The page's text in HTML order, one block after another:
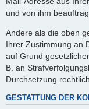
und von ihm
Andere als die oben
Ihrer Zustimmung an
auf Grund
B. an
Durchsetzung
GESTATTUNG DER